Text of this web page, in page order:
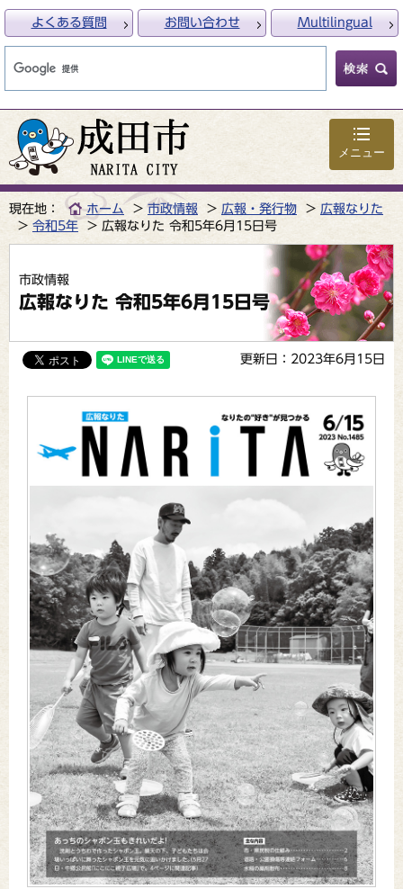
メニュー
よくある質問 お問い合わせ Multilingual
現在地： ホーム 市政情報 広報・発行物
広報なりた
令和5年
広報なりた 令和5年6月15日号
市政情報
広報なりた 令和5年6月15日号
更新日：2023年6月15日